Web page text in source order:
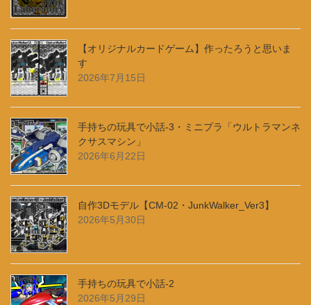
【オリジナルカードゲーム】作ったろうと思いま
す
2026年7月15日
手持ちの玩具で小話-3・ミニプラ「ウルトラマンネ
クサスマシン」
2026年6月22日
自作3Dモデル【CM-02・JunkWalker_Ver3】
2026年5月30日
手持ちの玩具で小話-2
2026年5月29日